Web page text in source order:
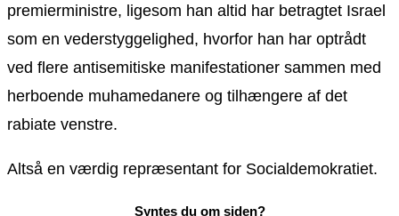
premierministre, ligesom han altid har betragtet Israel
som en vederstyggelighed, hvorfor han har optrådt
ved flere antisemitiske manifestationer sammen med
herboende muhamedanere og tilhængere af det
rabiate venstre.
Altså en værdig repræsentant for Socialdemokratiet.